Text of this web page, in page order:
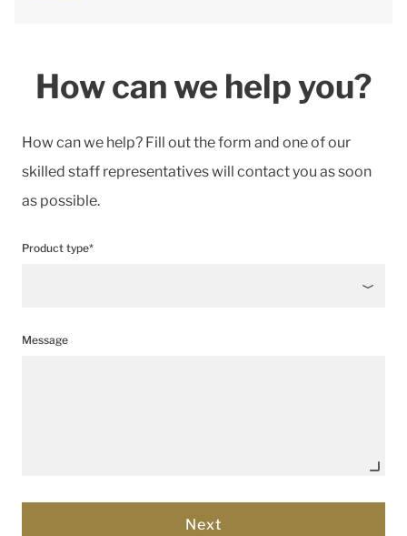
How can we help you?
How can we help? Fill out the form and one of our
skilled staff representatives will contact you as soon
as possible.
Product type*
Message